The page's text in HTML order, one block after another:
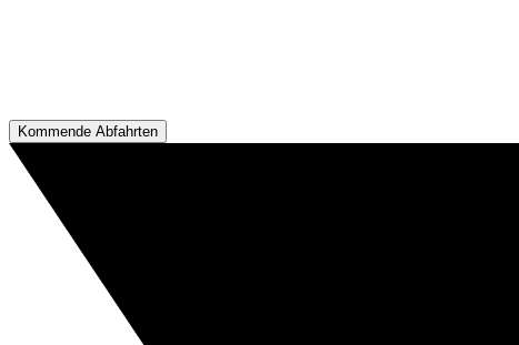
Kommende Abfahrten